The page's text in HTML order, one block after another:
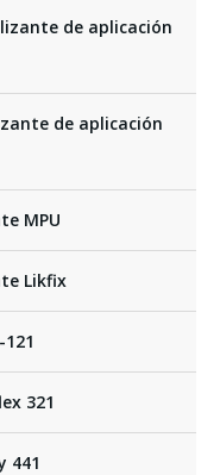
de aplicación
de aplicación
MPU
Likfix
321
441